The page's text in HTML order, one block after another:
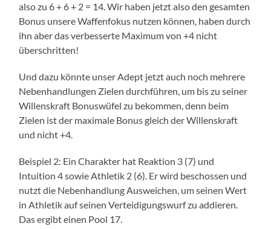
also zu 6 + 6 + 2 = 14. Wir haben jetzt also den gesamten
Bonus unsere Waffenfokus nutzen können, haben durch
ihn aber das verbesserte Maximum von +4 nicht
überschritten!
Und dazu könnte unser Adept jetzt auch noch mehrere
Nebenhandlungen Zielen durchführen, um bis zu seiner
Willenskraft Bonuswüfel zu bekommen, denn beim
Zielen ist der maximale Bonus gleich der Willenskraft
und nicht +4.
Beispiel 2: Ein Charakter hat Reaktion 3 (7) und
Intuition 4 sowie Athletik 2 (6). Er wird beschossen und
nutzt die Nebenhandlung Ausweichen, um seinen Wert
in Athletik auf seinen Verteidigungswurf zu addieren.
Das ergibt einen Pool 17.